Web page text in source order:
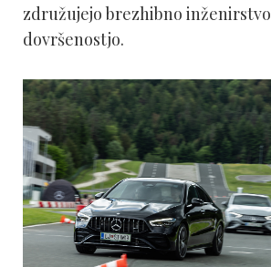
združujejo brezhibno
dovršenostjo.